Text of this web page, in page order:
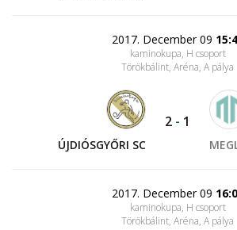
2017. December 09
kaminokupa, H csoport
Törökbálint, Aréna, A pálya
ÚJDIÓSGYŐRI SC
2 - 1
2017. December 09
kaminokupa, H csoport
Törökbálint, Aréna, A pálya